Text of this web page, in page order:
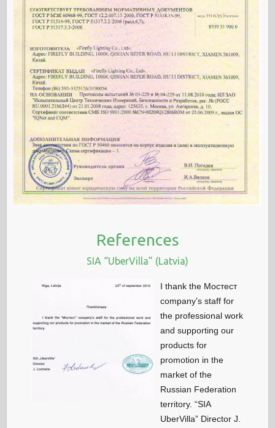
References
SIA “UberVilla” (Latvia)
I thank the Мостест
company’s staff for
the professional work
and supporting our
products for
promotion in the
market of the
Russian Federation
territory. “SIA
UberVilla” Director J.